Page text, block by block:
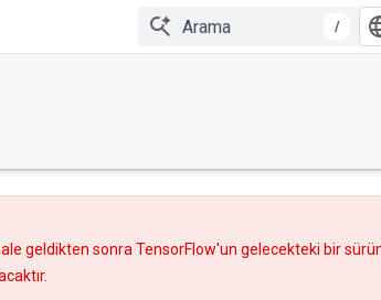
/
geldikten sonra TensorFlow'un gelecekteki bir